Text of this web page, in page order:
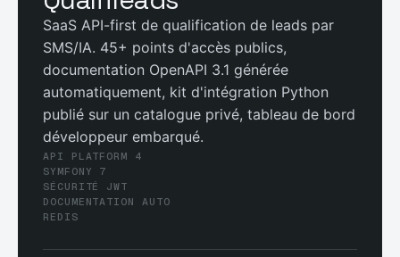
SaaS API-first de qualification de leads par
SMS/IA. 45+ points d'accès publics,
documentation OpenAPI 3.1 générée
automatiquement, kit d'intégration Python
publié sur un catalogue privé, tableau de bord
développeur embarqué.
API PLATFORM 4
SYMFONY 7
SÉCURITÉ JWT
DOCUMENTATION AUTO
REDIS